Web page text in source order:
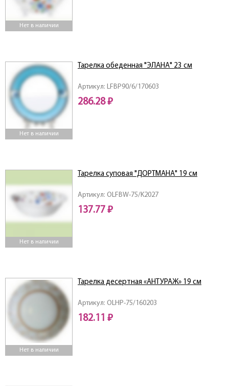
Нет в наличии
Нет в наличии
Артикул: LFBP90/6/170603
Тарелка обеденная "ЭЛАНА" 23 см
286.28 ₽
Нет в наличии
Артикул: OLFBW-75/K2027
Тарелка суповая "ДОРТМАНА" 19 см
137.77 ₽
Нет в наличии
Артикул: OLHP-75/160203
Тарелка десертная «АНТУРАЖ» 19 см
182.11 ₽